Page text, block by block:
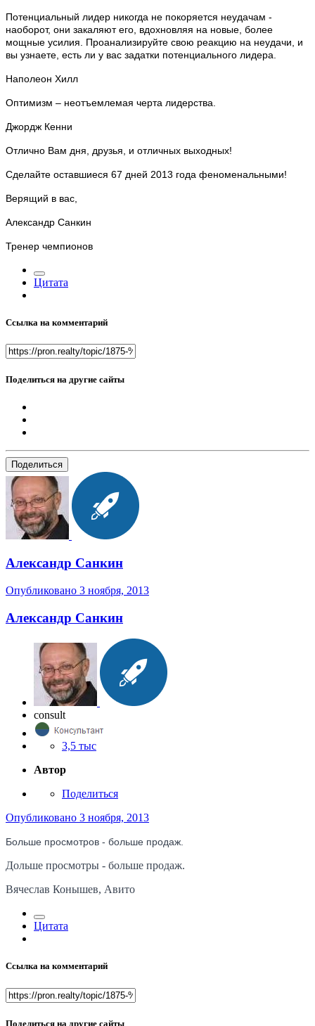
Потенциальный лидер никогда не покоряется неудачам -
наоборот, они закаляют его, вдохновляя на новые, более
мощные усилия. Проанализируйте свою реакцию на неудачи, и
вы узнаете, есть ли у вас задатки потенциального лидера.
Наполеон Хилл
Оптимизм – неотъемлемая черта лидерства.
Джордж Кенни
Отлично Вам дня, друзья, и отличных выходных!
Сделайте оставшиеся 67 дней 2013 года феноменальными!
Верящий в вас,
Александр Санкин
Тренер чемпионов
Цитата
Ссылка на комментарий
Поделиться на другие сайты
Поделиться
Александр Санкин
Опубликовано 3 ноября, 2013
Александр Санкин
consult
3,5 тыс
Автор
Поделиться
Опубликовано 3 ноября, 2013
Больше просмотров - больше продаж.
Дольше просмотры - больше продаж.
Вячеслав Конышев, Авито
Цитата
Ссылка на комментарий
Поделиться на другие сайты